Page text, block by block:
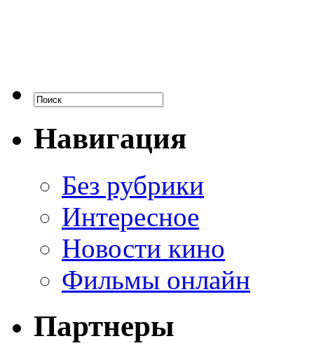
Навигация
Без рубрики
Интересное
Новости кино
Фильмы онлайн
Партнеры